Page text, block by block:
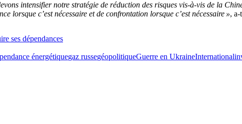
intensifier notre stratégie de réduction des risques vis-à-vis de la
lorsque c’est nécessaire et de confrontation lorsque c’est nécessaire »,
ses dépendances
énergétiquegaz russegéopolitiqueGuerre en UkraineInternational